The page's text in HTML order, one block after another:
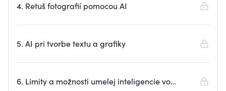
4. Retuš fotografií pomocou AI
5. AI pri tvorbe textu a grafiky
6. Limity a možnosti umelej inteligencie vo